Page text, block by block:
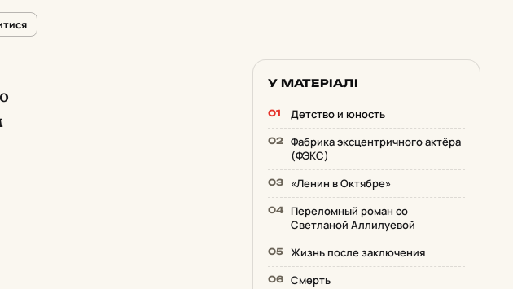
У МАТЕРІАЛІ
Детство и юность
Фабрика эксцентричного актёра
(ФЭКС)
«Ленин в Октябре»
Переломный роман со
Светланой Аллилуевой
Жизнь после заключения
Смерть